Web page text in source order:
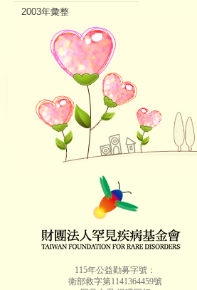
2003年彙整
2002年彙整
115年公益勸募字號：
衛部救字第1141364459號